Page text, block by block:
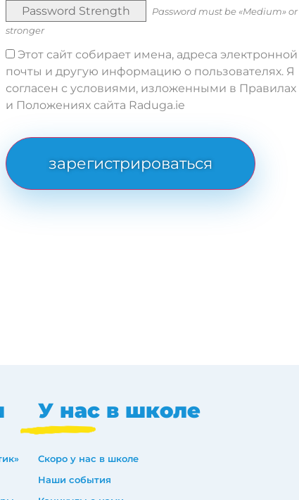
Password Strength
Password must be «Medium» or
stronger
Этот сайт собирает имена, адреса электронной
почты и другую информацию о пользователях. Я
согласен с условиями, изложенными в Правилах
и Положениях сайта Raduga.ie
No val
У нас в школе
Скоро у нас в школе
Наши события